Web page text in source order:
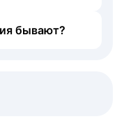
бывают?